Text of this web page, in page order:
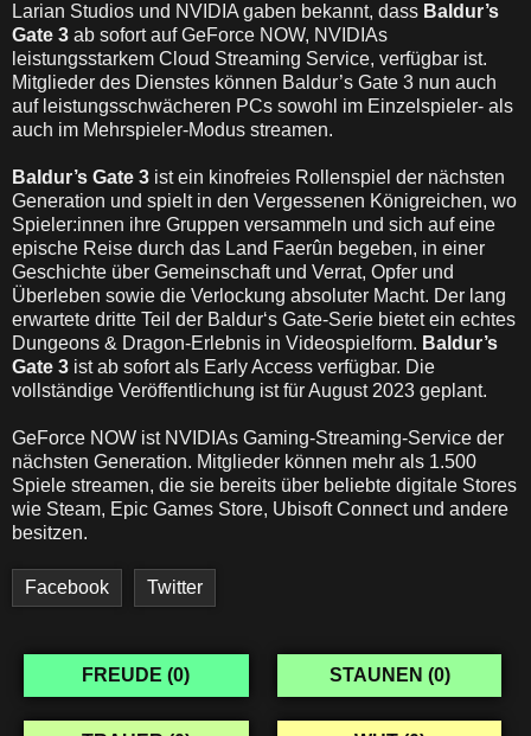
Larian Studios und NVIDIA gaben bekannt, dass Baldur’s
Gate 3 ab sofort auf GeForce NOW, NVIDIAs
leistungsstarkem Cloud Streaming Service, verfügbar ist.
Mitglieder des Dienstes können Baldur’s Gate 3 nun auch
auf leistungsschwächeren PCs sowohl im Einzelspieler- als
auch im Mehrspieler-Modus streamen.
Baldur’s Gate 3 ist ein kinofreies Rollenspiel der nächsten
Generation und spielt in den Vergessenen Königreichen, wo
Spieler:innen ihre Gruppen versammeln und sich auf eine
epische Reise durch das Land Faerûn begeben, in einer
Geschichte über Gemeinschaft und Verrat, Opfer und
Überleben sowie die Verlockung absoluter Macht. Der lang
erwartete dritte Teil der Baldur‘s Gate-Serie bietet ein echtes
Dungeons & Dragon-Erlebnis in Videospielform. Baldur’s
Gate 3 ist ab sofort als Early Access verfügbar. Die
vollständige Veröffentlichung ist für August 2023 geplant.
GeForce NOW ist NVIDIAs Gaming-Streaming-Service der
nächsten Generation. Mitglieder können mehr als 1.500
Spiele streamen, die sie bereits über beliebte digitale Stores
wie Steam, Epic Games Store, Ubisoft Connect und andere
besitzen.
Facebook Twitter
FREUDE (0) STAUNEN (0)